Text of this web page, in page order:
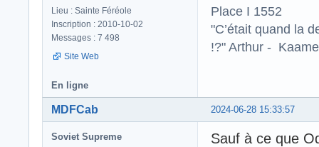
Lieu : Sainte Féréole
Inscription : 2010-10-02
Messages : 7 498
Site Web
Place I 1552
"C’était quand la
!?" Arthur -
En ligne
2024-06-28 15:33:57
MDFCab
Soviet Supreme
Sauf à ce que